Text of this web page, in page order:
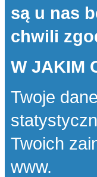
są u nas
chwili
W JAKIM
Twoje
Twoich
www.